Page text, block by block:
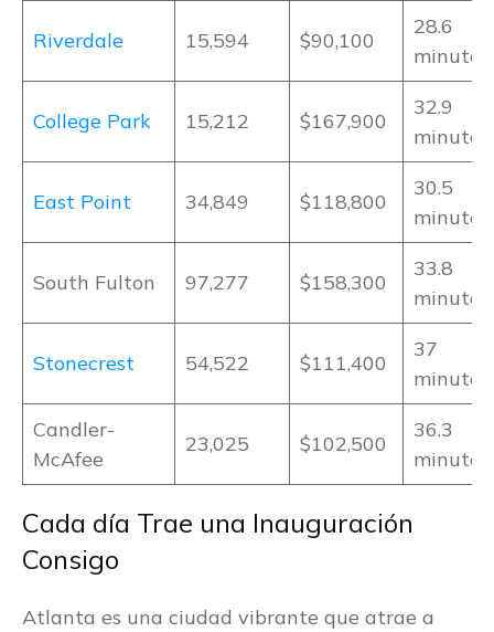
Riverdale 15,594 $90,100
28.6
minutos
College Park 15,212 $167,900
32.9
minutos
East Point 34,849 $118,800
30.5
minutos
South Fulton 97,277 $158,300
33.8
minutos
Stonecrest 54,522 $111,400
37
minutos
Candler-
McAfee
23,025 $102,500
36.3
minutos
Cada día Trae una Inauguración
Consigo
Atlanta es una ciudad vibrante que atrae a